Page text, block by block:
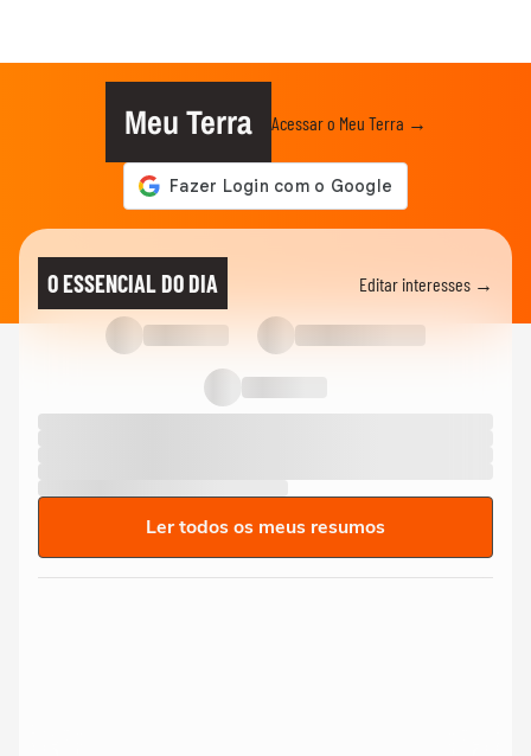
Meu Terra Acessar o Meu Terra →
O ESSENCIAL DO DIA Editar interesses →
Ler todos os meus resumos